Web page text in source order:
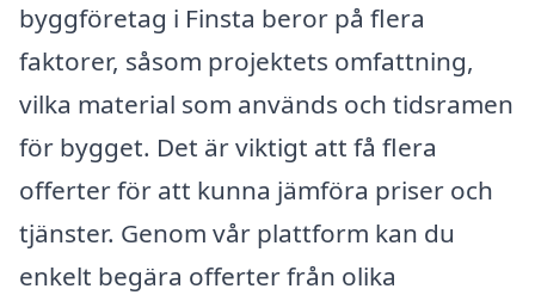
byggföretag i Finsta beror på flera
faktorer, såsom projektets omfattning,
vilka material som används och tidsramen
för bygget. Det är viktigt att få flera
offerter för att kunna jämföra priser och
tjänster. Genom vår plattform kan du
enkelt begära offerter från olika